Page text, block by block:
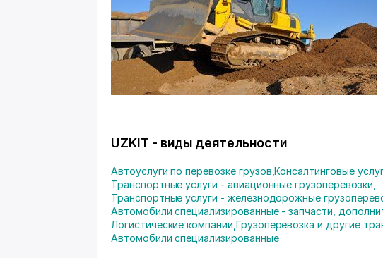
UZKIT - виды деятельности
Автоуслуги по перевозке грузов ,Консалтинговые
Транспортные услуги - авиационные грузоперевозки
Транспортные услуги - железнодорожные
Автомобили специализированные - запчасти,
Логистические компании Грузоперевозка и другие
Автомобили специализированные